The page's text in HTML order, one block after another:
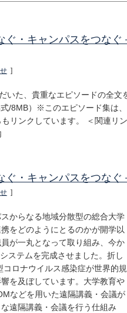
ぐ・キャンパスをつな
]
いた、貴重なエピソードの全
/8MB）※このエピソード集は
リンクしています。 ＜関連リ
ぐ・キャンパスをつなぐ
]
からなる地域分散型の総合大学
をどのようにとるのかが開学以
が一丸となって取り組み、今か
ステムを完成させました。折し
ロナウイルス感染症が世界的規
を及ぼしています。大学教育や
などを用いた遠隔講義・会議が
遠隔講義・会議を行う仕組み